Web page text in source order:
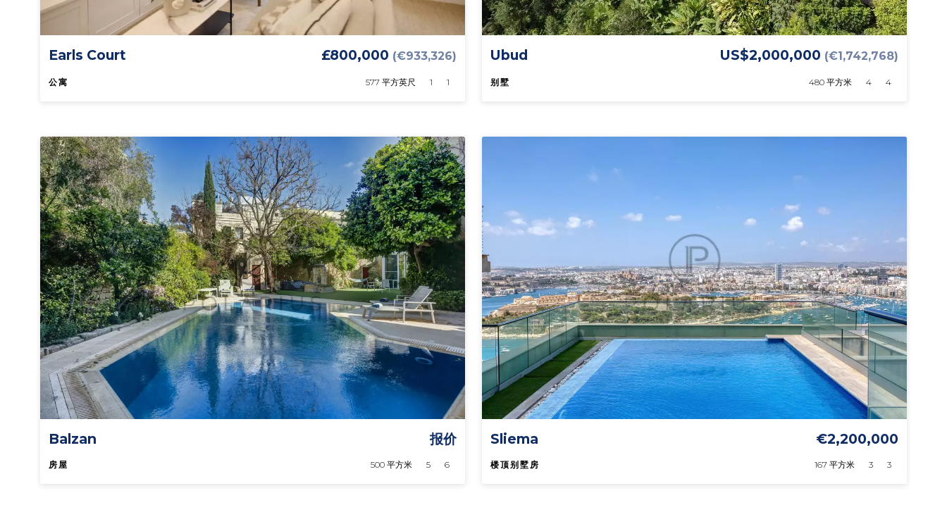
Earls Court £800,000 (€933,326)
公寓 577 平方英尺 1 1
Ubud US$2,000,000 (€1,742,768)
别墅 480 平方米 4 4
Balzan 报价
房屋 500 平方米 5 6
Sliema €2,200,000
楼顶别墅房 167 平方米 3 3